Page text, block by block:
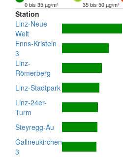
0 bis 35 µg/m³
35 bis 50 µg/m³
Station
Linz-Neue
Welt
Enns-Kristein
3
Linz-
Römerberg
Linz-Stadtpark
Linz-24er-
Turm
Steyregg-Au
Gallneukirchen
3